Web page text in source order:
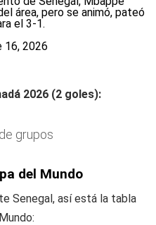
área, pero se animó, pateó
el 3-1.
16, 2026
2026 (2 goles):
grupos
del Mundo
Senegal, así está la tabla